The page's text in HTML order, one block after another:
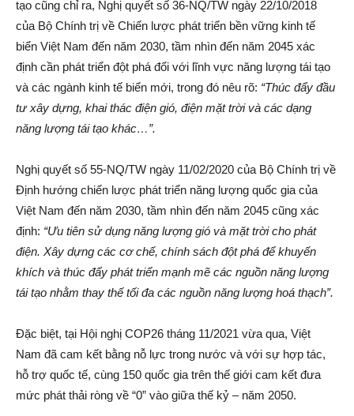
tạo cũng chỉ ra, Nghị quyết số 36-NQ/TW ngày 22/10/2018
của Bộ Chính trị về Chiến lược phát triển bền vững kinh tế
biển Việt Nam đến năm 2030, tầm nhìn đến năm 2045 xác
định cần phát triển đột phá đối với lĩnh vực năng lượng tái tạo
và các ngành kinh tế biển mới, trong đó nêu rõ: “Thúc đẩy đầu
tư xây dựng, khai thác điện gió, điện mặt trời và các dạng
năng lượng tái tạo khác…”.
Nghị quyết số 55-NQ/TW ngày 11/02/2020 của Bộ Chính trị về
Định hướng chiến lược phát triển năng lượng quốc gia của
Việt Nam đến năm 2030, tầm nhìn đến năm 2045 cũng xác
định: “Ưu tiên sử dụng năng lượng gió và mặt trời cho phát
điện. Xây dựng các cơ chế, chính sách đột phá để khuyến
khích và thúc đẩy phát triển mạnh mẽ các nguồn năng lượng
tái tạo nhằm thay thế tối đa các nguồn năng lượng hoá thạch”.
Đặc biệt, tại Hội nghị COP26 tháng 11/2021 vừa qua, Việt
Nam đã cam kết bằng nỗ lực trong nước và với sự hợp tác,
hỗ trợ quốc tế, cùng 150 quốc gia trên thế giới cam kết đưa
mức phát thải ròng về “0” vào giữa thế kỷ – năm 2050.